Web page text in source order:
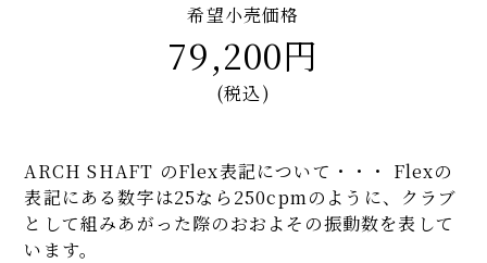
希望小売価格
79,200円
(税込)
ARCH SHAFT のFlex表記について・・・ Flexの
表記にある数字は25なら250cpmのように、クラブ
として組みあがった際のおおよその振動数を表して
います。